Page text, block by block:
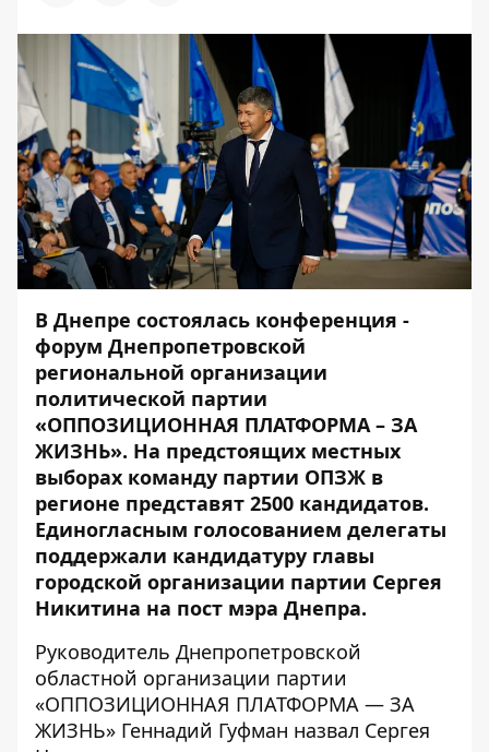
В Днепре состоялась конференция -
форум Днепропетровской
региональной организации
политической партии
«ОППОЗИЦИОННАЯ ПЛАТФОРМА – ЗА
ЖИЗНЬ». На предстоящих местных
выборах команду партии ОПЗЖ в
регионе представят 2500 кандидатов.
Единогласным голосованием делегаты
поддержали кандидатуру главы
городской организации партии Сергея
Никитина на пост мэра Днепра.
Руководитель Днепропетровской
областной организации партии
«ОППОЗИЦИОННАЯ ПЛАТФОРМА — ЗА
ЖИЗНЬ» Геннадий Гуфман назвал Сергея